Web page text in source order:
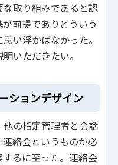
取り組みであると認
前提でありどういう
い浮かばなかった。
いただきたい。
ションデザイン
の指定管理者と会話
絡会というものが必
るに至った。連絡会